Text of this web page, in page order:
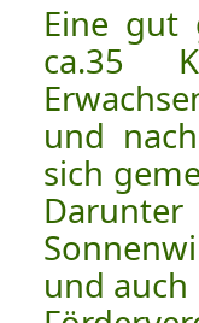
Eine gut
ca.35
und
sich
und